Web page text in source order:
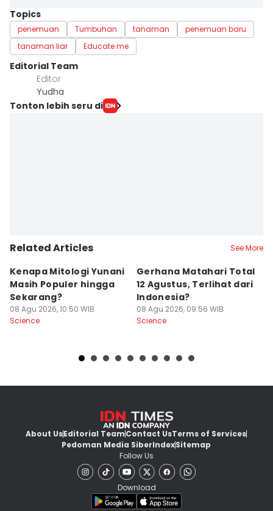
Topics
penemuan Tumbuhan tanaman
penemuan baru
tanaman liar
Educate me
Editorial Team
Editor
Yudha ‎
Tonton lebih seru di
Related Articles See More
Kenapa Mitologi Yunani
Masih Populer hingga
Sekarang?
08 Agu 2026, 10:50 WIB
Science
Gerhana Matahari Total
12 Agustus, Terlihat dari
Indonesia?
08 Agu 2026, 09:56 WIB
Science
About UsEditorial TeamContact UsTerms of Services
Pedoman Media SiberIndexSitemap
Follow Us
Download